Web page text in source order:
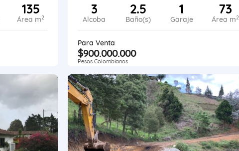
135
Área m2
3
Alcoba
2.5
Baño(s)
1
Garaje
73
Área m2
Para Venta
$900.000.000
Pesos Colombianos